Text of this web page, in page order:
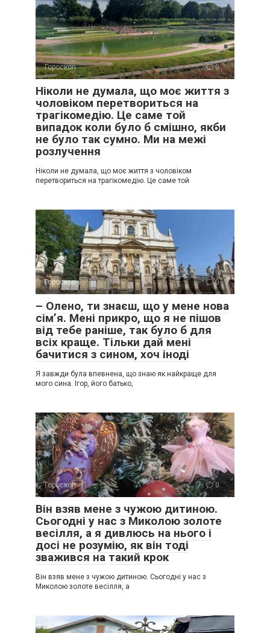
Гороскоп 0
Ніколи не думала, що моє життя з
чоловіком перетвориться на
трагікомедію. Це саме той
випадок коли було б смішно, якби
не було так сумно. Ми на межі
розлучення
Ніколи не думала, що моє життя з чоловіком
перетвориться на трагікомедію. Це саме той
Гороскоп 0
– Олено, ти знаєш, що у мене нова
сім’я. Мені прикро, що я не пішов
від тебе раніше, так було б для
всіх краще. Тільки дай мені
бачитися з сином, хоч іноді
Я завжди була впевнена, що знаю як найкраще для
мого сина. Ігор, його батько,
Гороскоп 0
Він взяв мене з чужою дитиною.
Сьогодні у нас з Миколою золоте
весілля, а я дивлюсь на нього і
досі не розумію, як він тоді
зважився на такий крок
Він взяв мене з чужою дитиною. Сьогодні у нас з
Миколою золоте весілля, а